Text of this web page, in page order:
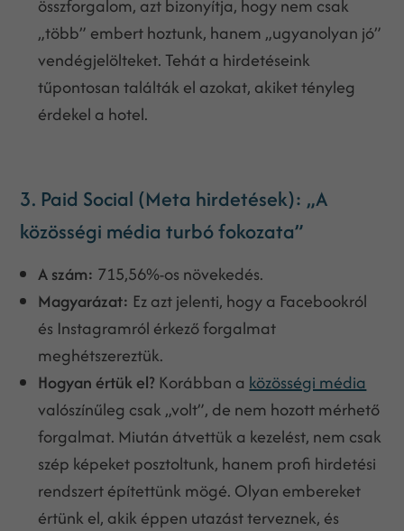
összforgalom, azt bizonyítja, hogy nem csak
„több” embert hoztunk, hanem „ugyanolyan jó”
vendégjelölteket. Tehát a hirdetéseink
tűpontosan találták el azokat, akiket tényleg
érdekel a hotel.
3. Paid Social (Meta hirdetések): „A
közösségi média turbó fokozata”
A szám: 715,56%-os növekedés.
Magyarázat: Ez azt jelenti, hogy a Facebookról
és Instagramról érkező forgalmat
meghétszereztük.
Hogyan értük el? Korábban a közösségi média
valószínűleg csak „volt”, de nem hozott mérhető
forgalmat. Miután átvettük a kezelést, nem csak
szép képeket posztoltunk, hanem profi hirdetési
rendszert építettünk mögé. Olyan embereket
értünk el, akik éppen utazást terveznek, és